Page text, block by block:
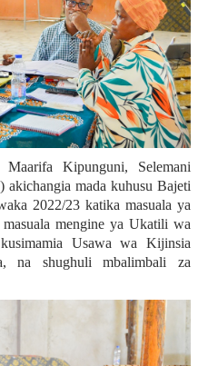
Kipunguni, Selemani
akichangia mada kuhusu Bajeti
2022/23 katika masuala ya
mengine ya Ukatili wa
Usawa wa Kijinsia
na shughuli mbalimbali za